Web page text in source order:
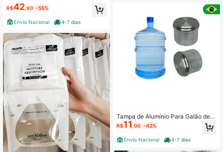
R$42 ,90 -55%
Envio Nacional 4-7 dias
Tampa de Alumínio Para Galão de Á
gua Compatível 10 / 20 Litros Unive
rsal
R$11 ,00 -42%
Envio Nacional 4-7 dias